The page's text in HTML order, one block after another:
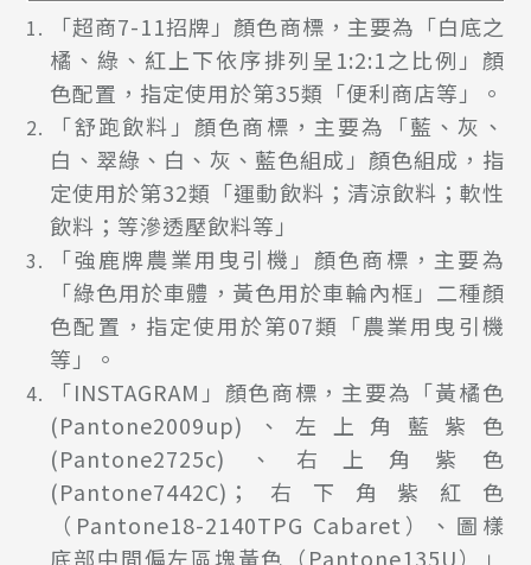
「超商7-11招牌」顏色商標，主要為「白底之
橘、綠、紅上下依序排列呈1:2:1之比例」顏
色配置，指定使用於第35類「便利商店等」。
「舒跑飲料」顏色商標，主要為「藍、灰、
白、翠綠、白、灰、藍色組成」顏色組成，指
定使用於第32類「運動飲料；清涼飲料；軟性
飲料；等滲透壓飲料等」
「強鹿牌農業用曳引機」顏色商標，主要為
「綠色用於車體，黃色用於車輪內框」二種顏
色配置，指定使用於第07類「農業用曳引機
等」。
「INSTAGRAM」顏色商標，主要為「黃橘色
(Pantone2009up)、左上角藍紫色
(Pantone2725c)、右上角紫色
(Pantone7442C)；右下角紫紅色
（Pantone18-2140TPG Cabaret）、圖樣
底部中間偏左區塊黃色（Pantone135U）」